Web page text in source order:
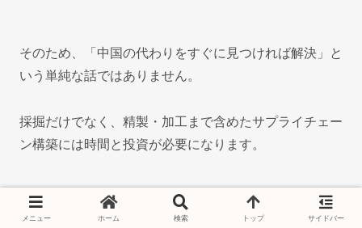
そのため、「中国の代わりをすぐに見つければ解決」と
いう単純な話ではありません。
採掘だけでなく、精製・加工まで含めたサプライチェー
ン構築には時間と投資が必要になります。
メニュー ホーム 検索 トップ サイドバー